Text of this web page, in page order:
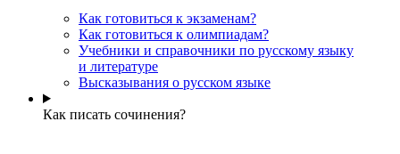
Как готовиться к экзаменам?
Как готовиться к олимпиадам?
Учебники и справочники по русскому языку
и литературе
Высказывания о русском языке
Как писать сочинения?